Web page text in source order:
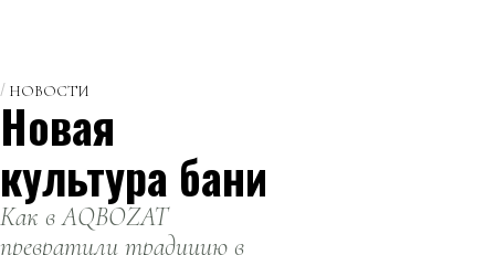
НОВОСТИ
Новая
культура бани
Как в AQBOZAT
превратили традицию в